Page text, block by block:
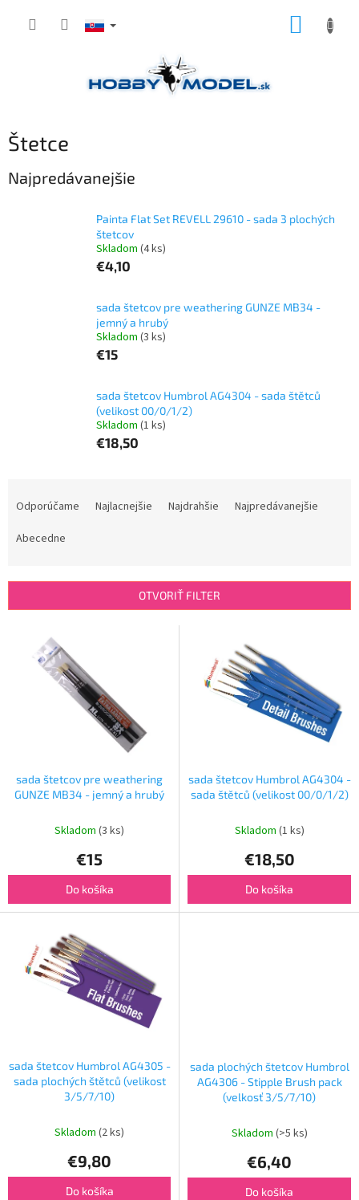
Štetce
Najpredávanejšie
Painta Flat Set REVELL 29610 - sada 3 plochých
štetcov
Skladom (4 ks)
€4,10
sada štetcov pre weathering GUNZE MB34 -
jemný a hrubý
Skladom (3 ks)
€15
sada štetcov Humbrol AG4304 - sada štětců
(velikost 00/0/1/2)
Skladom (1 ks)
€18,50
p
Odporúčame Najlacnejšie Najdrahšie
Najpredávanejšie
Abecedne
OTVORIŤ FILTER
u
sada štetcov pre weathering
GUNZE MB34 - jemný a hrubý
Skladom (3 ks)
€15
Do košíka
sada štetcov Humbrol AG4304 -
sada štětců (velikost 00/0/1/2)
Skladom (1 ks)
€18,50
Do košíka
sada štetcov Humbrol AG4305 -
sada plochých štětců (velikost
3/5/7/10)
Skladom (2 ks)
€9,80
Do košíka
sada plochých štetcov Humbrol
AG4306 - Stipple Brush pack
(velkosť 3/5/7/10)
Skladom (>5 ks)
€6,40
Do košíka